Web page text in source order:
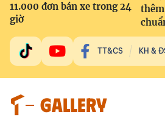
11.000 đơn bán xe trong 24
giờ
TT&CS KH &
GALLERY